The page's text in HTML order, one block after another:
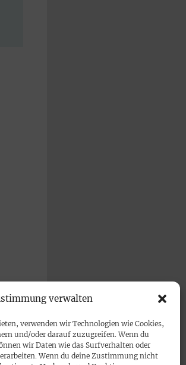
verwalten
verwenden wir Technologien wie Cookies,
und/oder darauf zuzugreifen. Wenn du
wir Daten wie das Surfverhalten oder
Wenn du deine Zustimmung nicht